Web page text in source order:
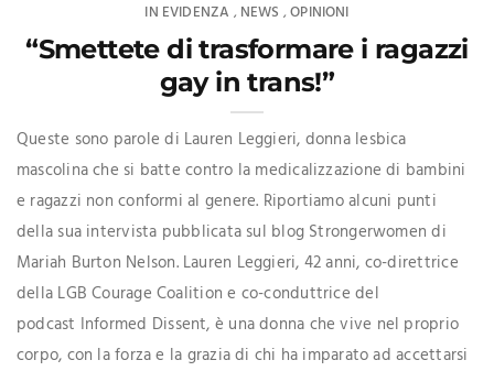
IN EVIDENZA , NEWS ,OPINIONI
“Smettete di trasformare i ragazzi
gay in trans!”
Queste sono parole di Lauren Leggieri, donna lesbica
mascolina che si batte contro la medicalizzazione di bambini
e ragazzi non conformi al genere. Riportiamo alcuni punti
della sua intervista pubblicata sul blog Strongerwomen di
Mariah Burton Nelson. Lauren Leggieri, 42 anni, co-direttrice
della LGB Courage Coalition e co-conduttrice del
podcast Informed Dissent, è una donna che vive nel proprio
corpo, con la forza e la grazia di chi ha imparato ad accettarsi